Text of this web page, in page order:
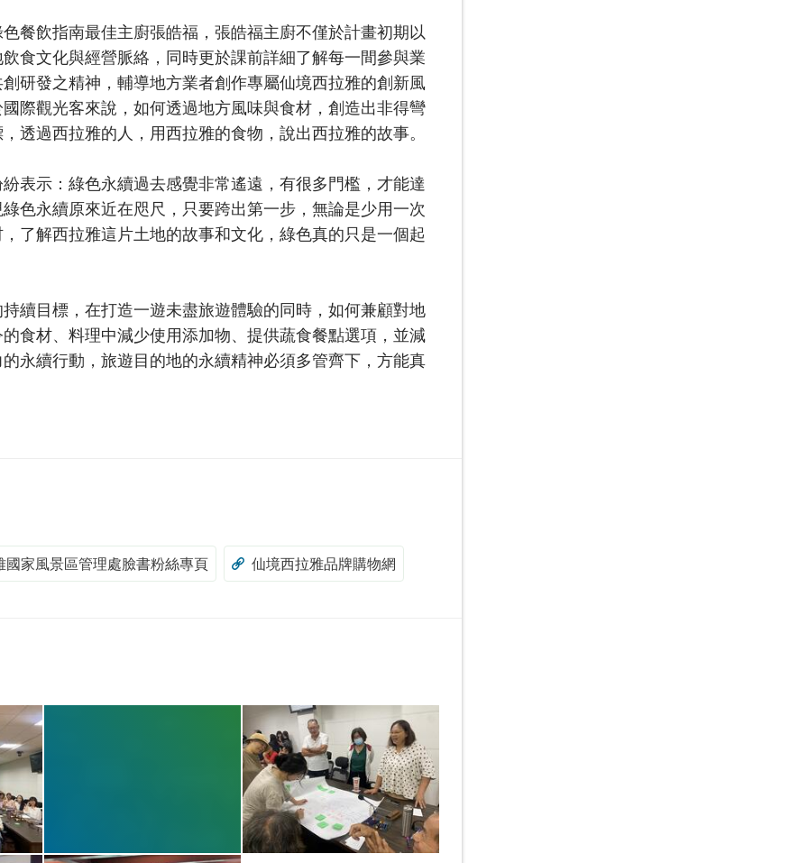
餐飲指南最佳主廚張皓福，張皓福主廚不僅於計畫初期以
食文化與經營脈絡，同時更於課前詳細了解每一間參與業
研發之精神，輔導地方業者創作專屬仙境西拉雅的創新風
際觀光客來說，如何透過地方風味與食材，創造出非得彎
透過西拉雅的人，用西拉雅的食物，說出西拉雅的故事。
表示：綠色永續過去感覺非常遙遠，有很多門檻，才能達
色永續原來近在咫尺，只要跨出第一步，無論是少用一次
了解西拉雅這片土地的故事和文化，綠色真的只是一個起
續目標，在打造一遊未盡旅遊體驗的同時，如何兼顧對地
食材、料理中減少使用添加物、提供蔬食餐點選項，並減
永續行動，旅遊目的地的永續精神必須多管齊下，方能真
國家風景區管理處臉書粉絲專頁 仙境西拉雅品牌購物網